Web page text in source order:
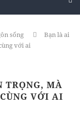
sống
Bạn là ai
với ai
TRỌNG, MÀ
VỚI AI